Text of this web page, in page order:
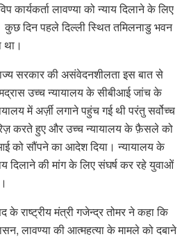
कार्यकर्ता लावण्या को न्याय दिलाने के लिए
दिन पहले दिल्ली स्थित तमिलनाडु भवन
था।
सरकार की असंवेदनशीलता इस बात से
मद्रास उच्च न्यायालय के सीबीआई जांच के
में अर्ज़ी लगाने पहुंच गई थी परंतु सर्वोच्च
करते हुए और उच्च न्यायालय के फ़ैसले को
को सौंपने का आदेश दिया। न्यायालय के
दिलाने की मांग के लिए संघर्ष कर रहे युवाओं
के राष्ट्रीय मंत्री गजेन्द्र तोमर ने कहा कि
लावण्या की आत्महत्या के मामले को दबाने